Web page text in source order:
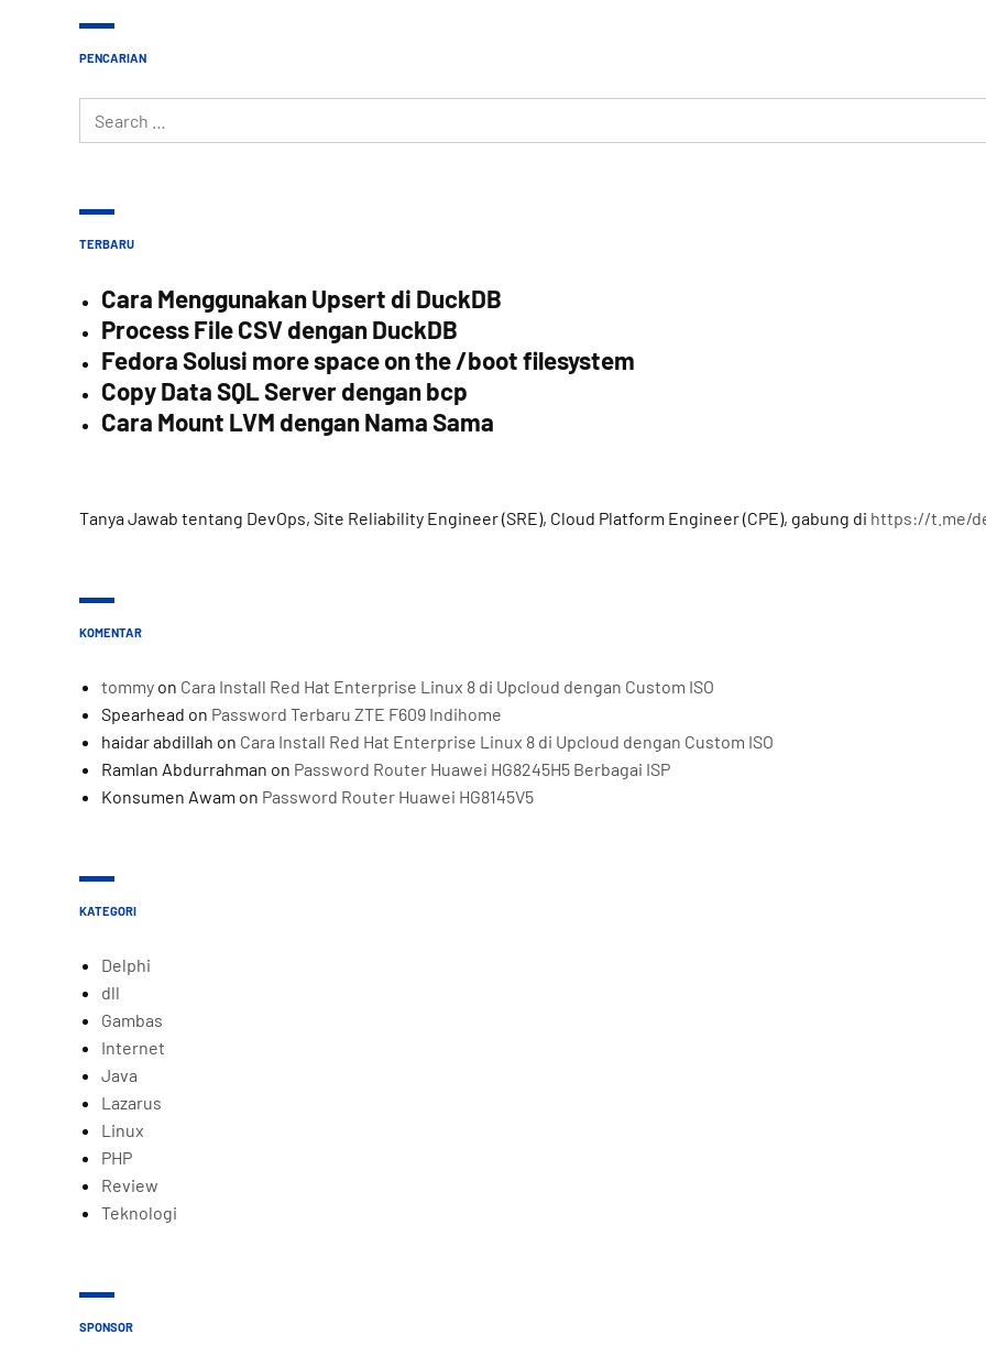
PENCARIAN
Search
for:
TERBARU
Cara Menggunakan Upsert di DuckDB
Process File CSV dengan DuckDB
Fedora Solusi more space on the /boot filesystem
Copy Data SQL Server dengan bcp
Cara Mount LVM dengan Nama Sama
Tanya Jawab tentang DevOps, Site Reliability Engineer (SRE), Cloud Platform Engineer (CPE), gabung di https://t.me/
KOMENTAR
tommy on Cara Install Red Hat Enterprise Linux 8 di Upcloud dengan Custom ISO
Spearhead on Password Terbaru ZTE F609 Indihome
haidar abdillah on Cara Install Red Hat Enterprise Linux 8 di Upcloud dengan Custom ISO
Ramlan Abdurrahman on Password Router Huawei HG8245H5 Berbagai ISP
Konsumen Awam on Password Router Huawei HG8145V5
KATEGORI
Delphi
dll
Gambas
Internet
Java
Lazarus
Linux
PHP
Review
Teknologi
SPONSOR